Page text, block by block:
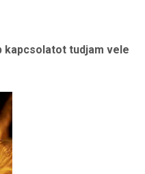
kapcsolatot tudjam vele